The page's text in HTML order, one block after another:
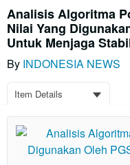
Analisis Algoritma
Nilai Yang
Untuk Menjaga
By INDONESIA NEWS
Item Details